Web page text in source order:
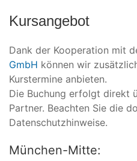
Kursangebot
Dank der Kooperation mit
GmbH können wir
Kurstermine anbieten.
Die Buchung erfolgt direkt
Partner. Beachten Sie die
Datenschutzhinweise.
München-Mitte: